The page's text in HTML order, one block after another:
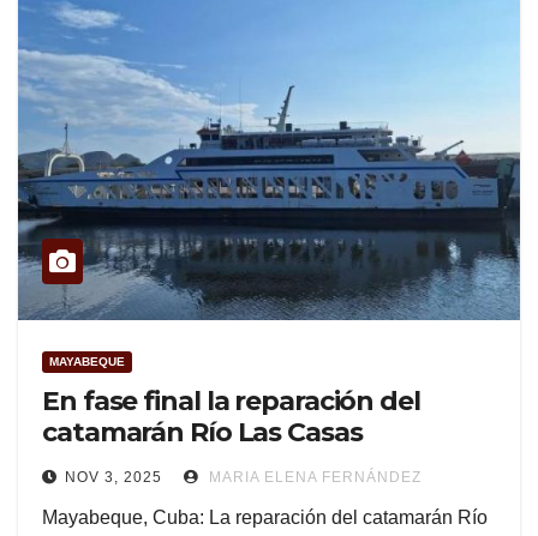
MAYABEQUE
En fase final la reparación del
catamarán Río Las Casas
NOV 3, 2025 MARIA ELENA FERNÁNDEZ
Mayabeque, Cuba: La reparación del catamarán Río